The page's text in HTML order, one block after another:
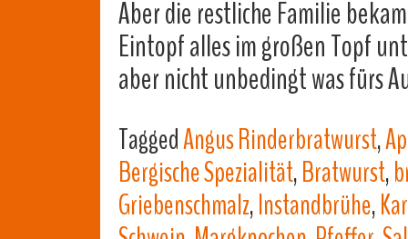
Aber die restliche Familie
Eintopf alles im großen Topf
aber nicht unbedingt was fürs
TaggedAngus Rinderbratwurst,
Bergische Spezialität,Bratwurst,
Griebenschmalz,Instandbrühe,